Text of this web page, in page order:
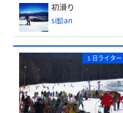
初滑り
si黯an
１日ライター